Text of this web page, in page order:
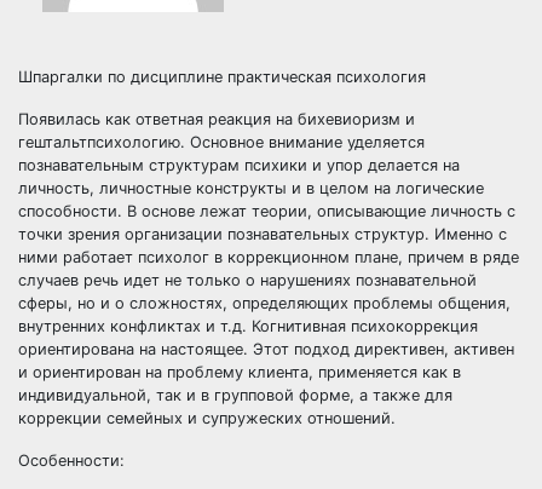
Шпаргалки по дисциплине практическая психология
Появилась как ответная реакция на бихевиоризм и
гештальтпсихологию. Основное внимание уделяется
познавательным структурам психики и упор делается на
личность, личностные конструкты и в целом на логические
способности. В основе лежат теории, описывающие личность с
точки зрения организации познавательных структур. Именно с
ними работает психолог в коррекционном плане, причем в ряде
случаев речь идет не только о нарушениях познавательной
сферы, но и о сложностях, определяющих проблемы общения,
внутренних конфликтах и т.д. Когнитивная психокоррекция
ориентирована на настоящее. Этот подход директивен, активен
и ориентирован на проблему клиента, применяется как в
индивидуальной, так и в групповой форме, а также для
коррекции семейных и супружеских отношений.
Особенности: